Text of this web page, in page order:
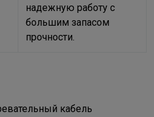
надежную работу с
большим запасом
прочности.
кабель